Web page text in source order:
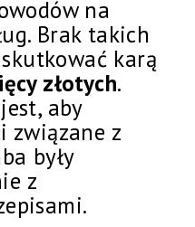
na
Brak takich
karą
złotych.
aby
związane z
były
z